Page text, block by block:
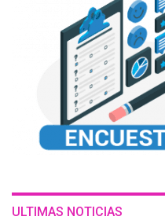
ULTIMAS NOTICIAS